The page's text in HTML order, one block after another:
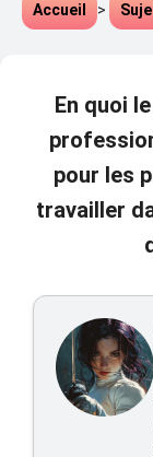
Accueil >
En quoi
pour les
travailler